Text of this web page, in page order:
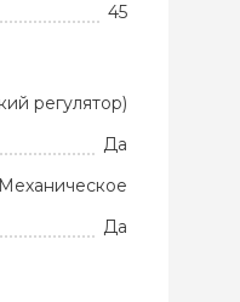
45
регулятор)
Да
Механическое
Да